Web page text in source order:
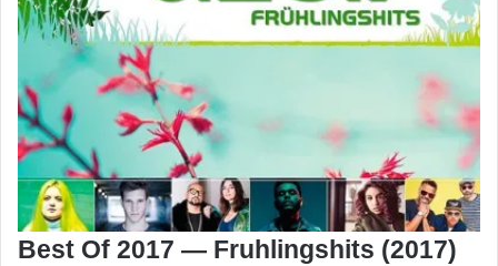
Best Of 2017 — Fruhlingshits (2017)